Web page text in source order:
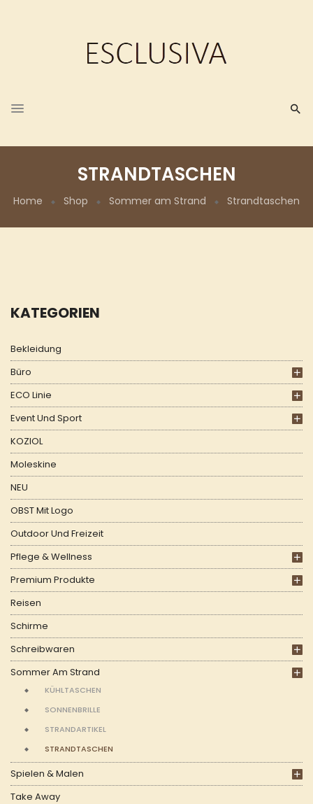
STRANDTASCHEN
Home Shop Sommer am Strand Strandtaschen
KATEGORIEN
Bekleidung
Büro
ECO Linie
Event Und Sport
KOZIOL
Moleskine
NEU
OBST Mit Logo
Outdoor Und Freizeit
Pflege & Wellness
Premium Produkte
Reisen
Schirme
Schreibwaren
Sommer Am Strand
KÜHLTASCHEN
SONNENBRILLE
STRANDARTIKEL
STRANDTASCHEN
Spielen & Malen
Take Away